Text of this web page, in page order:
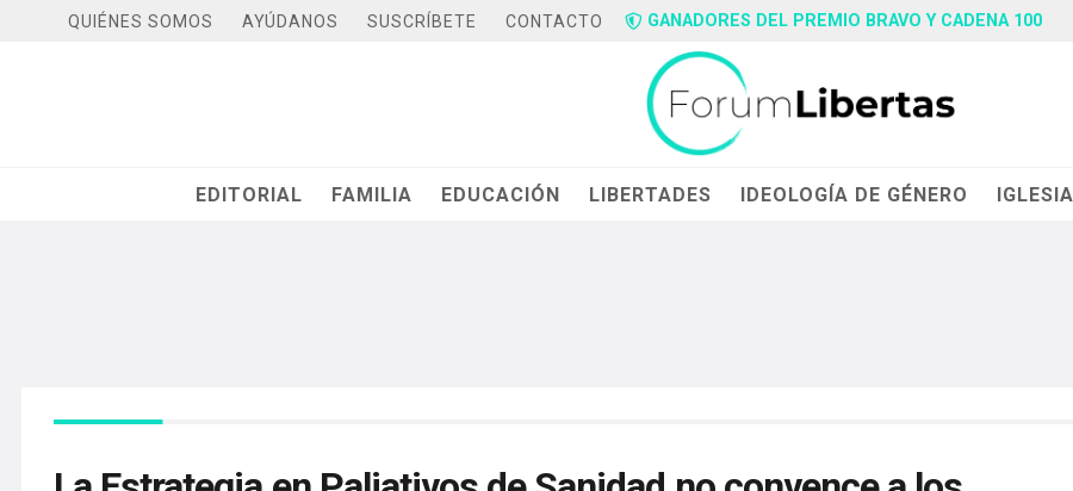
QUIÉNES SOMOS AYÚDANOS SUSCRÍBETE CONTACTO GANADORES DEL PREMIO BRAVO Y CADENA 100
EDITORIAL FAMILIA EDUCACIÓN LIBERTADES IDEOLOGÍA DE GÉNERO IGLESIA